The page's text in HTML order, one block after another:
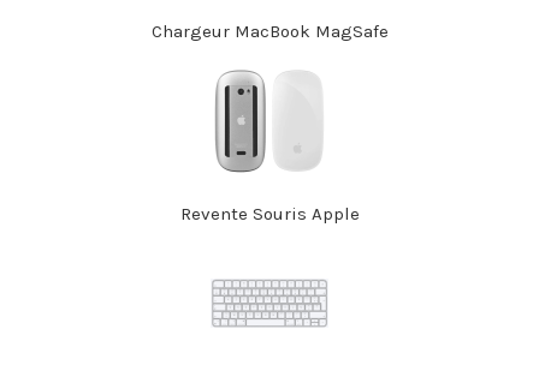
Chargeur MacBook MagSafe
Revente Souris Apple